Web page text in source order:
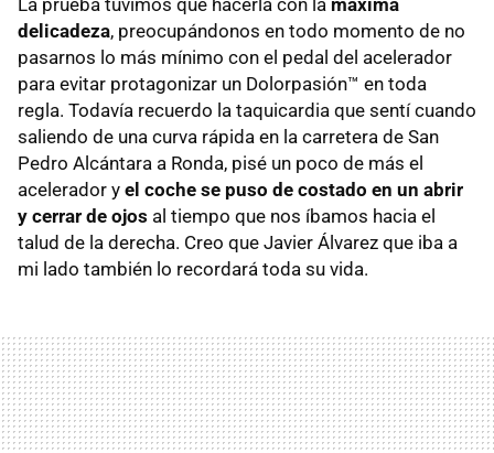
delicadeza, preocupándonos en todo momento de no
pasarnos lo más mínimo con el pedal del acelerador
para evitar protagonizar un Dolorpasión™ en toda
regla. Todavía recuerdo la taquicardia que sentí cuando
saliendo de una curva rápida en la carretera de San
Pedro Alcántara a Ronda, pisé un poco de más el
acelerador y el coche se puso de costado en un abrir
y cerrar de ojos al tiempo que nos íbamos hacia el
talud de la derecha. Creo que Javier Álvarez que iba a
mi lado también lo recordará toda su vida.